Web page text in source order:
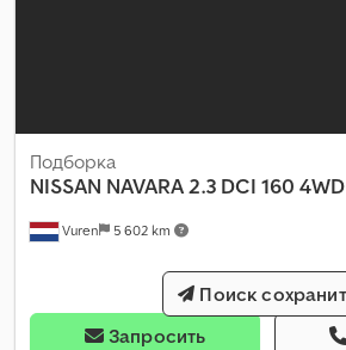
Vuren 5 602 km
Подборка
NISSAN NAVARA 2.3 DCI 160 4WD
Запросить
Поиск